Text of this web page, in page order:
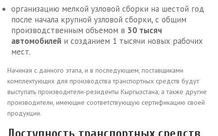
организацию мелкой узловой сборки на шестой год
после начала крупной узловой сборки, с общим
производственным объемом в 30 тысяч
автомобилей и созданием 1 тысячи новых рабочих
мест.
Начиная с данного этапа, и в последующем, поставщиками
комплектующих для производства транспортных средств будут
выступать производители-резиденты Кыргызстана, а также другие
производители, имеющие соответствующую сертификацию своей
продукции.